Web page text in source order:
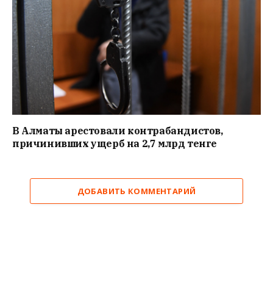
В Алматы арестовали контрабандистов,
причинивших ущерб на 2,7 млрд тенге
ДОБАВИТЬ КОММЕНТАРИЙ